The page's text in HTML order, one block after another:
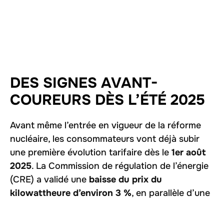
DES SIGNES AVANT-
COUREURS DÈS L’ÉTÉ 2025
Avant même l’entrée en vigueur de la réforme
nucléaire, les consommateurs vont déjà subir
une première évolution tarifaire dès le 1er août
2025. La Commission de régulation de l’énergie
(CRE) a validé une baisse du prix du
kilowattheure d’environ 3 %, en parallèle d’une